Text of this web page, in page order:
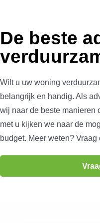
De beste
Wilt u uw woning
belangrijk en handig. Als
wij naar de beste manieren
met u kijken we naar de
budget. Meer weten?